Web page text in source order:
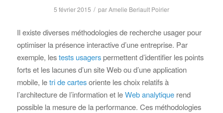
5 février 2015 / parAmelie Beriault Poirier
Il existe diverses méthodologies de recherche usager pour
optimiser la présence interactive d’une entreprise. Par
exemple, lestests usagerspermettent d’identifier les points
forts et les lacunes d’un site Web ou d’une application
mobile, letri de cartesoriente les choix relatifs à
l’architecture de l’information et leWeb analytiquerend
possible la mesure de la performance. Ces méthodologies